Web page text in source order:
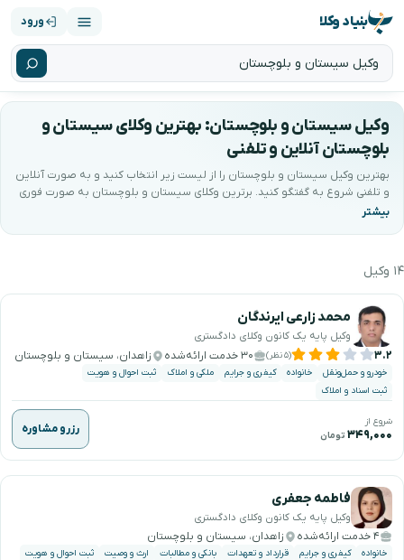
بنیاد وکلا ورود
وکیل سیستان و بلوچستان: بهترین وکلای سیستان و
بلوچستان آنلاین و تلفنی
بهترین وکیل سیستان و بلوچستان را از لیست زیر انتخاب کنید و به صورت آنلاین
و تلفنی شروع به گفتگو کنید. برترین وکلای سیستان و بلوچستان به صورت فوری
بهترین وکیل سیستان و بلوچستان را جستجو و
۱۴ وکیل
محمد زارعی ایرندگان
وکیل پایه یک کانون وکلای دادگستری
۳.۲ (۵ نظر) ۳۰ خدمت ارائه‌شده زاهدان، سیستان و بلوچستان
خودرو و حمل‌ونقل خانواده کیفری و جرایم ملکی و املاک
ثبت احوال و هویت
ثبت اسناد و املاک
شروع از
۳۴۹,۰۰۰ تومان رزرو مشاوره
فاطمه جعفری
وکیل پایه یک کانون وکلای دادگستری
۴ خدمت ارائه‌شده زاهدان، سیستان و بلوچستان
خانواده کیفری و جرایم قرارداد و تعهدات بانکی و مطالبات ارث و وصیت ثبت احوال و هویت